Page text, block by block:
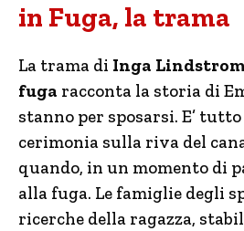
in Fuga, la trama
La trama di Inga
fuga racconta la storia di
stanno per sposarsi. E’
cerimonia sulla riva del
quando, in un momento di
alla fuga. Le famiglie degli
ricerche della ragazza,